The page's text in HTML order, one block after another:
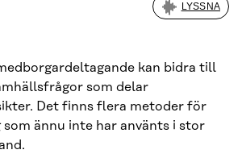
LYSSNA
kan bidra till
som delar
Det finns flera metoder för
ännu inte har använts i stor